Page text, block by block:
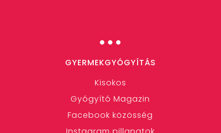
…
GYERMEKGYÓGYÍTÁS
Kisokos
Gyógyító Magazin
Facebook közösség